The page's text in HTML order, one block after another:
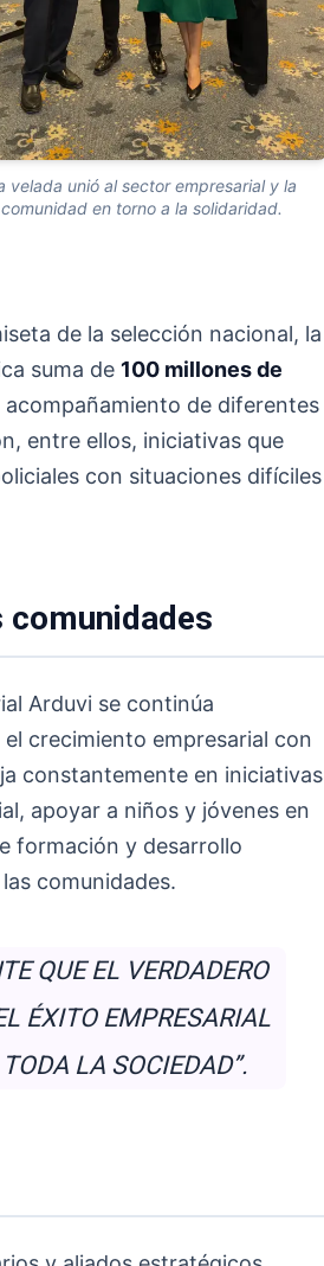
velada unió al sector empresarial y la
comunidad en torno a la solidaridad.
de la selección nacional, la
suma de 100 millones de
de diferentes
entre ellos, iniciativas que
con situaciones difíciles
Arduvi se continúa
crecimiento empresarial con
constantemente en iniciativas
apoyar a niños y jóvenes en
formación y desarrollo
comunidades.
QUE EL VERDADERO
ÉXITO EMPRESARIAL
LA SOCIEDAD”.